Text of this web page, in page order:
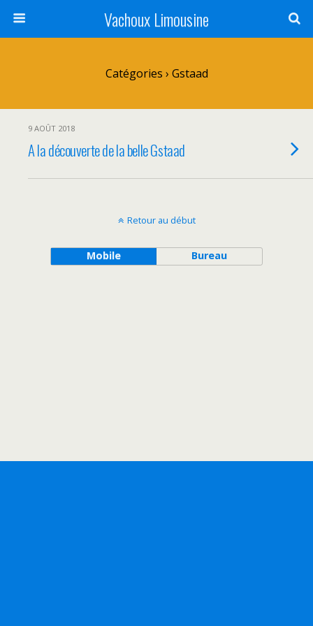
Vachoux Limousine
Catégories › Gstaad
9 AOÛT 2018
A la découverte de la belle Gstaad
Retour au début
Mobile Bureau